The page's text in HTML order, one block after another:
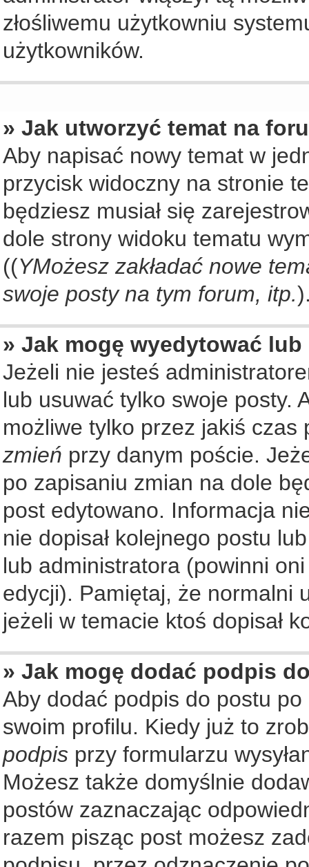
złośliwemu użytkowniu
użytkowników.
» Jak utworzyć temat na
Aby napisać nowy temat w
przycisk widoczny na stronie
będziesz musiał się
dole strony widoku tematu
((YMożesz zakładać nowe
swoje posty na tym forum, itp.
» Jak mogę wyedytować
Jeżeli nie jesteś
lub usuwać tylko swoje posty.
możliwe tylko przez jakiś
zmień przy danym poście.
po zapisaniu zmian na dole
post edytowano. Informacja
nie dopisał kolejnego postu
lub administratora (powinni
edycji). Pamiętaj, że normalni
jeżeli w temacie ktoś dopisał
» Jak mogę dodać podpis
Aby dodać podpis do postu
swoim profilu. Kiedy już to
podpis przy formularzu
Możesz także domyślnie
postów zaznaczając
razem pisząc post możesz